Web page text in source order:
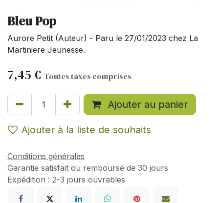
Bleu Pop
Aurore Petit (Auteur) - Paru le 27/01/2023 chez La
Martiniere Jeunesse.
7,45 € Toutes taxes comprises
Ajouter au panier
Ajouter à la liste de souhaits
Conditions générales
Garantie satisfait ou remboursé de 30 jours
Expédition : 2-3 jours ouvrables